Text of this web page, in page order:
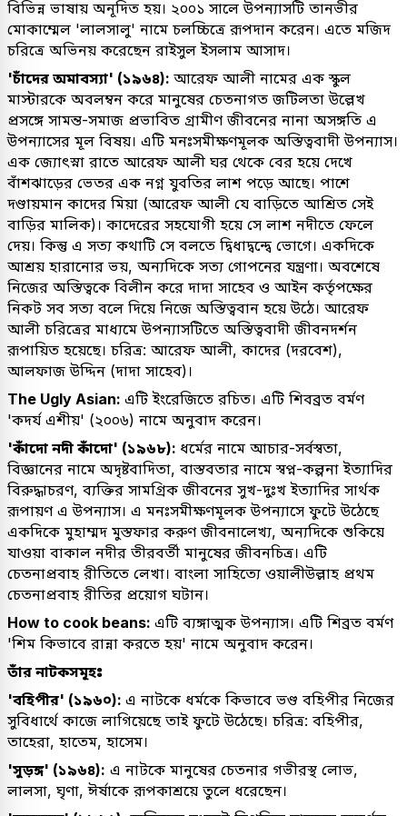
বিভিন্ন ভাষায় অনূদিত হয়। ২০০১ সালে উপন্যাসটি তানভীর
মোকাম্মেল 'লালসালু' নামে চলচ্চিত্রে রূপদান করেন। এতে মজিদ
চরিত্রে অভিনয় করেছেন রাইসুল ইসলাম আসাদ।
'চাঁদের অমাবস্যা' (১৯৬৪): আরেফ আলী নামের এক স্কুল
মাস্টারকে অবলম্বন করে মানুষের চেতনাগত জটিলতা উল্লেখ
প্রসঙ্গে সামন্ত-সমাজ প্রভাবিত গ্রামীণ জীবনের নানা অসঙ্গতি এ
উপন্যাসের মূল বিষয়। এটি মনঃসমীক্ষণমূলক অস্তিত্ববাদী উপন্যাস।
এক জ্যোৎস্না রাতে আরেফ আলী ঘর থেকে বের হয়ে দেখে
বাঁশঝাড়ের ভেতর এক নগ্ন যুবতির লাশ পড়ে আছে। পাশে
দণ্ডায়মান কাদের মিয়া (আরেফ আলী যে বাড়িতে আশ্রিত সেই
বাড়ির মালিক)। কাদেরের সহযোগী হয়ে সে লাশ নদীতে ফেলে
দেয়। কিন্তু এ সত্য কথাটি সে বলতে দ্বিধাদ্বন্দ্বে ভোগে। একদিকে
আশ্রয় হারানোর ভয়, অন্যদিকে সত্য গোপনের যন্ত্রণা। অবশেষে
নিজের অস্তিত্বকে বিলীন করে দাদা সাহেব ও আইন কর্তৃপক্ষের
নিকট সব সত্য বলে দিয়ে নিজে অস্তিত্ববান হয়ে উঠে। আরেফ
আলী চরিত্রের মাধ্যমে উপন্যাসটিতে অস্তিত্ববাদী জীবনদর্শন
রূপায়িত হয়েছে। চরিত্র: আরেফ আলী, কাদের (দরবেশ),
আলফাজ উদ্দিন (দাদা সাহেব)।
The Ugly Asian: এটি ইংরেজিতে রচিত। এটি শিবব্রত বর্মণ
'কদর্য এশীয়' (২০০৬) নামে অনুবাদ করেন।
'কাঁদো নদী কাঁদো' (১৯৬৮): ধর্মের নামে আচার-সর্বস্বতা,
বিজ্ঞানের নামে অদৃষ্টবাদিতা, বাস্তবতার নামে স্বপ্ন-কল্পনা ইত্যাদির
বিরুদ্ধাচরণ, ব্যক্তির সামগ্রিক জীবনের সুখ-দুঃখ ইত্যাদির সার্থক
রূপায়ণ এ উপন্যাস। এ মনঃসমীক্ষণমূলক উপন্যাসে ফুটে উঠেছে
একদিকে মুহাম্মদ মুস্তফার করুণ জীবনালেখ্য, অন্যদিকে শুকিয়ে
যাওয়া বাকাল নদীর তীরবর্তী মানুষের জীবনচিত্র। এটি
চেতনাপ্রবাহ রীতিতে লেখা। বাংলা সাহিত্যে ওয়ালীউল্লাহ প্রথম
চেতনাপ্রবাহ রীতির প্রয়োগ ঘটান।
How to cook beans: এটি ব্যঙ্গাত্মক উপন্যাস। এটি শিব্রত বর্মণ
'শিম কিভাবে রান্না করতে হয়' নামে অনুবাদ করেন।
তাঁর নাটকসমূহঃ
'বহিপীর' (১৯৬০): এ নাটকে ধর্মকে কিভাবে ভণ্ড বহিপীর নিজের
সুবিধার্থে কাজে লাগিয়েছে তাই ফুটে উঠেছে। চরিত্র: বহিপীর,
তাহেরা, হাতেম, হাসেম।
'সুড়ঙ্গ' (১৯৬৪): এ নাটকে মানুষের চেতনার গভীরস্থ লোভ,
লালসা, ঘৃণা, ঈর্ষাকে রূপকাশ্রয়ে তুলে ধরেছেন।